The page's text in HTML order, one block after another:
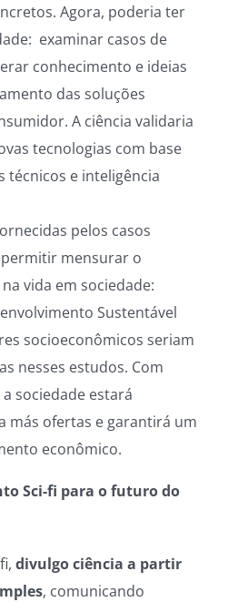
Agora, poderia ter
examinar casos de
conhecimento e ideias
das soluções
A ciência validaria
tecnologias com base
técnicos e inteligência
pelos casos
mensurar o
vida em sociedade:
Sustentável
socioeconômicos seriam
nesses estudos. Com
sociedade estará
más ofertas e garantirá um
econômico.
Sci-fi para o futuro do
divulgo ciência a partir
, comunicando